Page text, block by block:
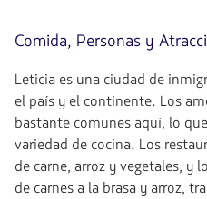
Comida, Personas y
Leticia es una ciudad de
el país y el continente. Los
bastante comunes aquí, lo
variedad de cocina. Los
de carne, arroz y vegetales, y
de carnes a la brasa y arroz,